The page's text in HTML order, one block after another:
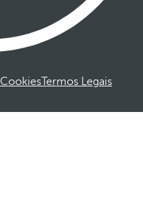
CookiesTermos Legais